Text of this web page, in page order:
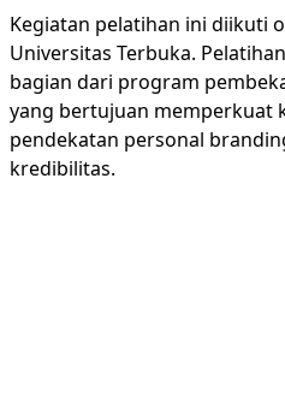
Kegiatan pelatihan ini diikuti
Universitas Terbuka.
bagian dari program
yang bertujuan memperkuat
pendekatan personal
kredibilitas.